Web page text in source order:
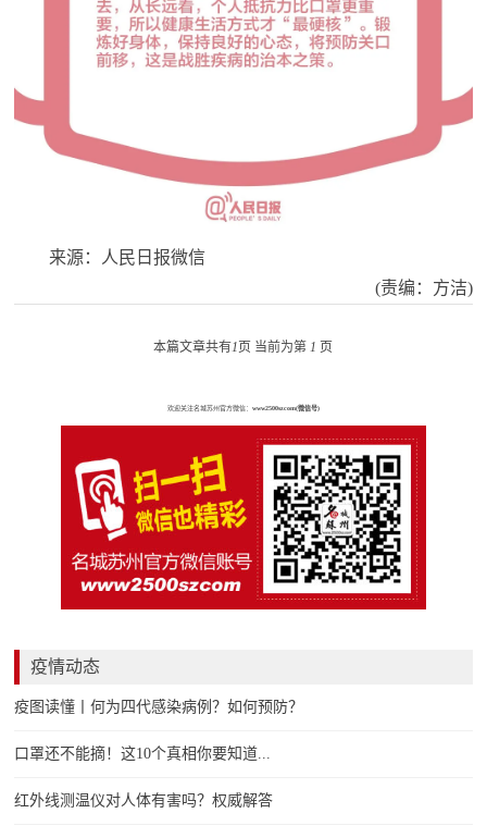
来源：人民日报微信
(责编：方洁)
本篇文章共有1 页 当前为第1 页
欢迎关注名城苏州官方微信： www2500szcom(微信号)
疫情动态
疫图读懂丨何为四代感染病例？如何预防？
口罩还不能摘！这10个真相你要知道...
红外线测温仪对人体有害吗？权威解答